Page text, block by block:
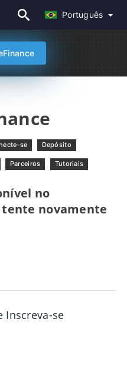
Português
se Depósito
Parceiros Tutoriais
no
novamente
Inscreva-se